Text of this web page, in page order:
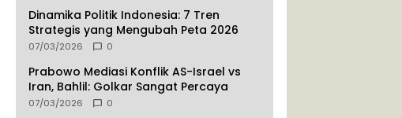
Dinamika Politik Indonesia: 7 Tren
Strategis yang Mengubah Peta 2026
07/03/2026 0
Prabowo Mediasi Konflik AS-Israel vs
Iran, Bahlil: Golkar Sangat Percaya
07/03/2026 0